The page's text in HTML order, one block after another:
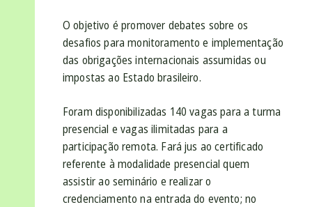
O objetivo é promover debates sobre os
desafios para monitoramento e implementação
das obrigações internacionais assumidas ou
impostas ao Estado brasileiro.
Foram disponibilizadas 140 vagas para a turma
presencial e vagas ilimitadas para a
participação remota. Fará jus ao certificado
referente à modalidade presencial quem
assistir ao seminário e realizar o
credenciamento na entrada do evento; no